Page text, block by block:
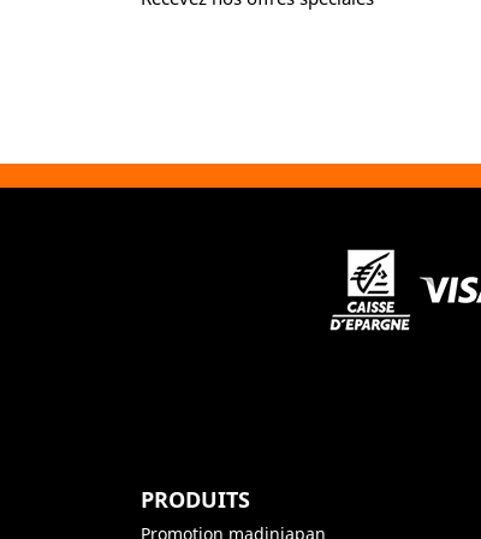
PRODUITS
Promotion madinjapan